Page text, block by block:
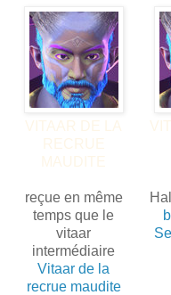
VITAAR DE LA
RECRUE
MAUDITE
reçue en même
temps que le
vitaar
intermédiaire
Vitaar de la
recrue maudite